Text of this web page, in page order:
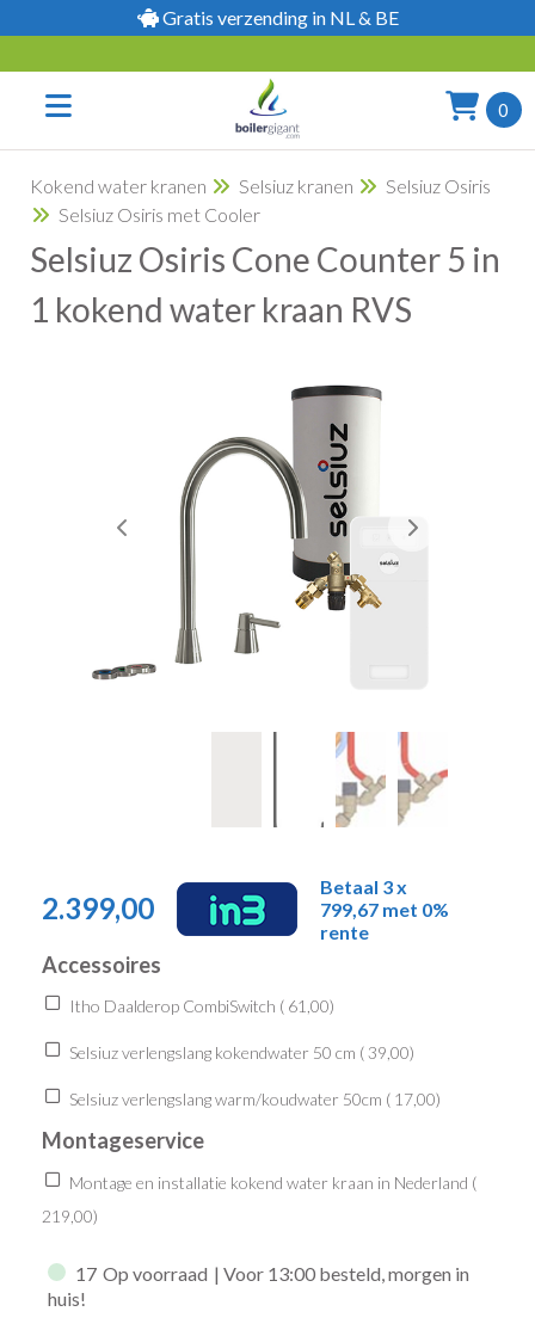
Gratis verzending in NL & BE
0
Kokend water kranen Selsiuz kranen
Selsiuz Osiris
Selsiuz Osiris met Cooler
Selsiuz Osiris Cone Counter 5 in
1 kokend water kraan RVS
2.399,00
Betaal 3 x
799,67 met 0%
rente
Accessoires
Itho Daalderop CombiSwitch ( 61,00)
Selsiuz verlengslang kokendwater 50 cm (39,00)
Selsiuz verlengslang warm/koudwater 50cm ( 17,00)
Montageservice
Montage en installatie kokend water kraan in Nederland (
219,00)
17 Op voorraad | Voor 13:00 besteld, morgen in
huis!